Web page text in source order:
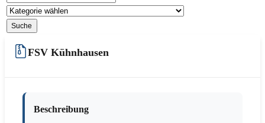
FSV Kühnhausen
Beschreibung